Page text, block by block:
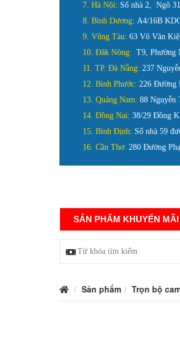
7. Hà Nội: Số nhà 2, Ngõ
8. Bình Dương: A4/16B
9. Vũng Tàu: 63 Võ Văn
10. Đăk Nông: T9, Phường
11. TP. Đà Nẵng: 237
12. Bình Phước: 226 Đường
13. Quảng Nam: 88 Nguyễn
14. Đồng Nai: 38/29 Đồng
15. Bình Định: Số nhà 59
16. Cần Thơ: 280 Đường
SẢN PHẨM KHUYẾN MÃI
Sản phẩm Trọn bộ